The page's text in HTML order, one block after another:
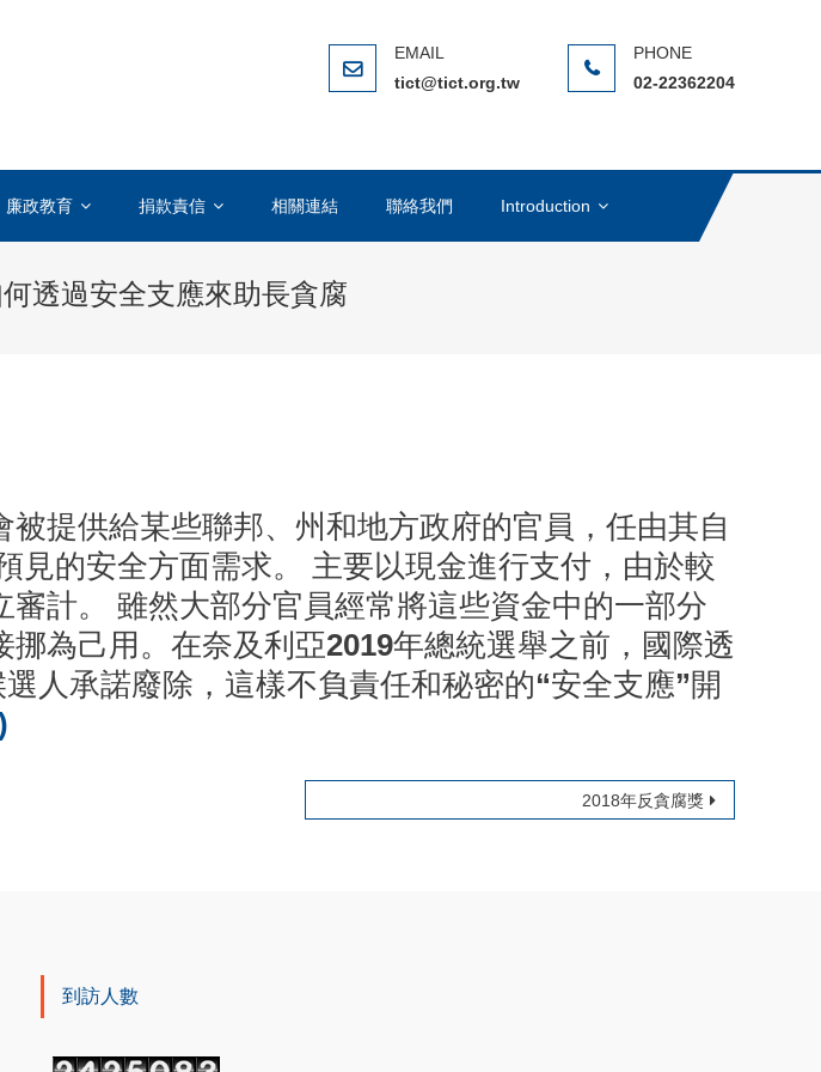
TRANSPARENCY INTERNATIONAL CHINESE TAIPEI
打擊貪汙腐敗的國際性非政府組織(NGO)，在全球反貪腐運動中扮演著重要的角色
tict@tict.org.tw 02-22362204
廉政教育 捐款責信 相關連結 聯絡我們 Introduction
透過安全支應來助長貪腐
提供給某些聯邦、州和地方政府的官員，任由其自
見的安全方面需求。 主要以現金進行支付，由於較
計。 雖然大部分官員經常將這些資金中的一部分
為己用。在奈及利亞2019年總統選舉之前，國際透
人承諾廢除，這樣不負責任和秘密的“安全支應”開
2018年反貪腐獎
到訪人數